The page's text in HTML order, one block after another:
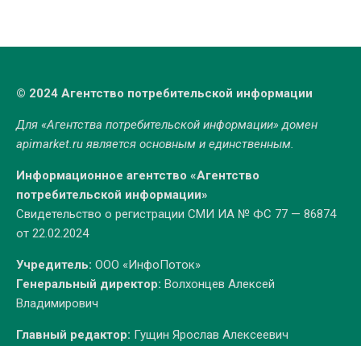
© 2024 Агентство потребительской информации
Для «Агентства потребительской информации» домен
apimarket.ruявляется основным и единственным.
Информационное агентство «Агентство
потребительской информации»
Свидетельство о регистрации СМИ ИА № ФС 77 — 86874
от 22.02.2024
Учредитель: ООО «ИнфоПоток»
Генеральный директор: Волхонцев Алексей
Владимирович
Главный редактор: Гущин Ярослав Алексеевич